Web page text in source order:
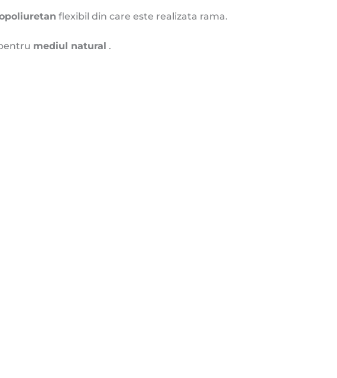
flexibil din care este realizata rama.
mediul natural .